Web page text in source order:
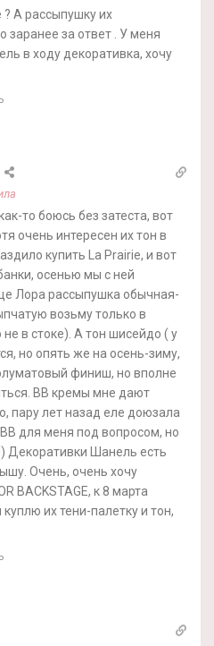
? А рассыпушку их
заранее за ответ . У меня
в ходу декоративка, хочу
то боюсь без затеста, вот
очень интересен их тон в
купить La Prairie, и вот
осенью мы с ней
Лора рассыпушка обычная-
возьму только в
в стоке). А тон шисейдо ( у
но опять же на осень-зиму,
финиш, но вполне
ВВ кремы мне дают
пару лет назад еле доюзала
для меня под вопросом, но
Декоративки Шанель есть
Очень, очень хочу
BACKSTAGE, к 8 марта
их тени-палетку и тон,